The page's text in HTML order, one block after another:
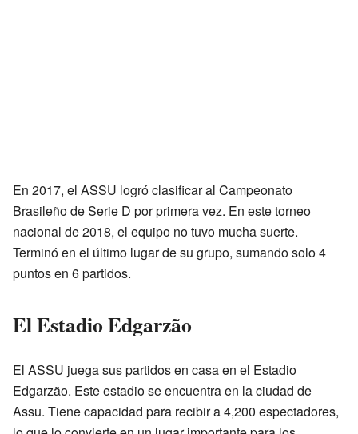
En 2017, el ASSU logró clasificar al Campeonato
Brasileño de Serie D por primera vez. En este torneo
nacional de 2018, el equipo no tuvo mucha suerte.
Terminó en el último lugar de su grupo, sumando solo 4
puntos en 6 partidos.
El Estadio Edgarzão
El ASSU juega sus partidos en casa en el Estadio
Edgarzão. Este estadio se encuentra en la ciudad de
Assu. Tiene capacidad para recibir a 4,200 espectadores,